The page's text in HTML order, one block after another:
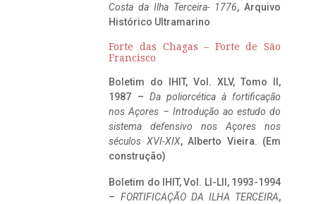
Costa da Ilha Terceira- 1776, Arquivo
Histórico Ultramarino
Forte das Chagas – Forte de São
Francisco
Boletim do IHIT, Vol. XLV, Tomo II,
1987 – Da poliorcética à fortificação
nos Açores – Introdução ao estudo do
sistema defensivo nos Açores nos
séculos XVI-XIX, Alberto Vieira. (Em
construção)
Boletim do IHIT, Vol. LI-LII, 1993-1994
– FORTIFICAÇÃO DA ILHA TERCEIRA,